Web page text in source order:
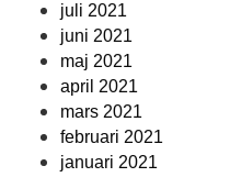
juli 2021
juni 2021
maj 2021
april 2021
mars 2021
februari 2021
januari 2021